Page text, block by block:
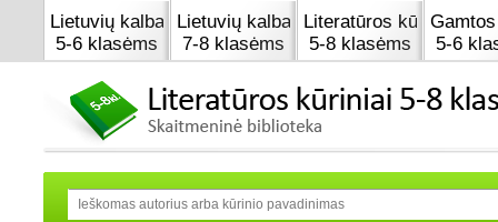
Lietuvių kalba
5-6 klasėms
Lietuvių kalba
7-8 klasėms
Literatūros kūrinai
5-8 klasėms
5-6